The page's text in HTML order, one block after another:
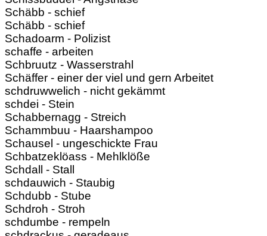
Schäbb - schief
Schäbb - schief
Schadoarm - Polizist
schaffe - arbeiten
Schbruutz - Wasserstrahl
Schäffer - einer der viel und gern Arbeitet
schdruwwelich - nicht gekämmt
schdei - Stein
Schabbernagg - Streich
Schammbuu - Haarshampoo
Schausel - ungeschickte Frau
Schbatzeklöass - Mehlklöße
Schdall - Stall
schdauwich - Staubig
Schdubb - Stube
Schdroh - Stroh
schdumbe - rempeln